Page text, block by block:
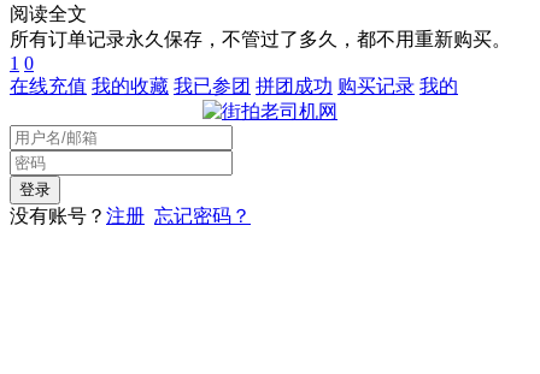
阅读全文
所有订单记录永久保存，不管过了多久，都不用重新购买。
1 0
在线充值 我的收藏 我已参团 拼团成功 购买记录 我的
没有账号？ 注册 忘记密码？